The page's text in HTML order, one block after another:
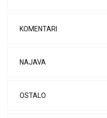
KOMENTARI
NAJAVA
OSTALO